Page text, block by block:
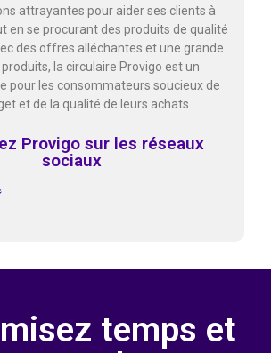
attrayantes pour aider ses clients à
en se procurant des produits de qualité
des offres alléchantes et une grande
la circulaire Provigo est un
pour les consommateurs soucieux de
et de la qualité de leurs achats.
Provigo sur les réseaux
sociaux
temps et